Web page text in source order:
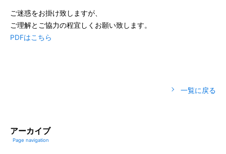
ご迷惑をお掛け致しますが、
ご理解とご協力の程宜しくお願い致します。
PDFはこちら
一覧に戻る
アーカイブ
Page navigation